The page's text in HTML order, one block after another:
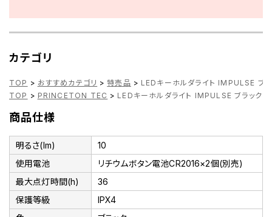
カテゴリ
TOP > おすすめカテゴリ > 特売品 > LEDキーホルダライト IMPULSE ブ
TOP > PRINCETON TEC > LEDキーホルダライト IMPULSE ブラック
商品仕様
明るさ(lm)
10
使用電池
リチウムボタン電池CR2016×2個(別売)
最大点灯時間(h)
36
保護等級
IPX4